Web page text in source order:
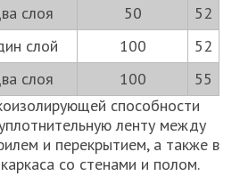
слоя
50
52
слой
100
52
слоя
100
55
способности
ленту между
и перекрытием, а также в
со стенами и полом.